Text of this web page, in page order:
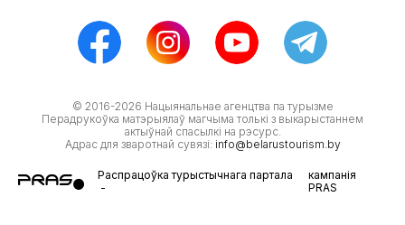
© 2016-2026 Нацыянальнае агенцтва па турызме
Перадрукоўка матэрыялаў магчыма толькі з выкарыстаннем
актыўнай спасылкі на рэсурс.
Адрас для зваротнай сувязі: info@belarustourism.by
Распрацоўка турыстычнага партала
-
кампанія
PRAS